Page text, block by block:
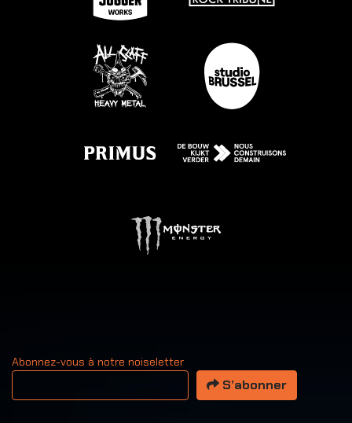
Abonnez-vous à notre noiseletter
Votre adresse email
S’abonner